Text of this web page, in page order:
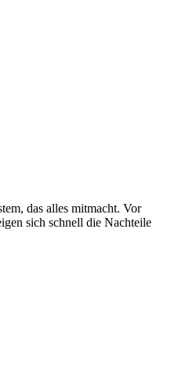
das alles mitmacht. Vor
sich schnell die Nachteile